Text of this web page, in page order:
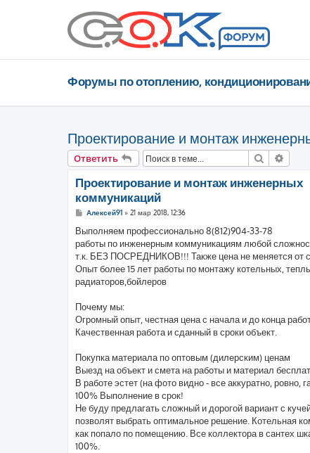
Форумы по отоплению,
Проектирование и монтаж
Ответить Поиск
Проектирование и монтаж инженерных
коммуникаций
С
о
б
щ
е
н
и
е
Алексей91» 21 мар 2018, 12:36
Выполняем профессионально 8(812)904-33-78
работы по инженерным коммуникациям любой
т.к. БЕЗ ПОСРЕДНИКОВ!!! Также цена не меняется от
Опыт более 15 лет работы по монтажу котельных,
радиаторов,бойлеров
Почему мы:
Огромный опыт, честная цена с начала и до конца
Качественная работа и сданный в сроки объект.
Покупка материала по оптовым (дилерским) ценам
Выезд на объект и смета на работы и материал
В работе эстет (на фото видно - все аккуратно, ровно,
100% Выполнение в срок!
Не буду предлагать сложный и дорогой вариант с
позволят выбрать оптимальное решение. Котельная
как попало по помещению. Все коллектора в сантех
100%.